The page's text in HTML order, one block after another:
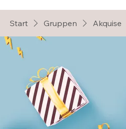
Start Gruppen Akquise